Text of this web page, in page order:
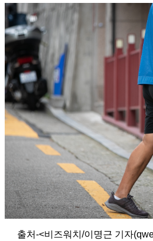
출처-<비즈워치/이명근 기자